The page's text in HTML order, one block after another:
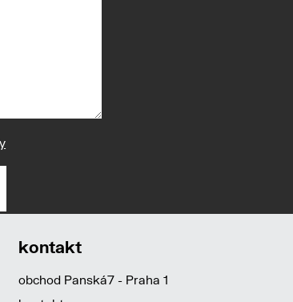
kontakt
obchod Panská7 - Praha 1